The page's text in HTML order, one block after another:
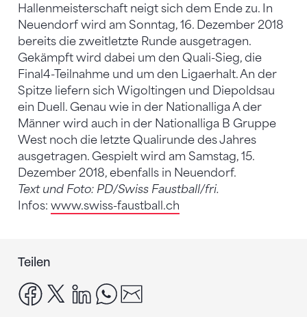
Hallenmeisterschaft neigt sich dem Ende zu. In
Neuendorf wird am Sonntag, 16. Dezember 2018
bereits die zweitletzte Runde ausgetragen.
Gekämpft wird dabei um den Quali-Sieg, die
Final4-Teilnahme und um den Ligaerhalt. An der
Spitze liefern sich Wigoltingen und Diepoldsau
ein Duell. Genau wie in der Nationalliga A der
Männer wird auch in der Nationalliga B Gruppe
West noch die letzte Qualirunde des Jahres
ausgetragen. Gespielt wird am Samstag, 15.
Dezember 2018, ebenfalls in Neuendorf.
Text und Foto: PD/Swiss Faustball/fri.
Infos: www.swiss-faustball.ch
Teilen
facebook
x linkedinwhatsapp